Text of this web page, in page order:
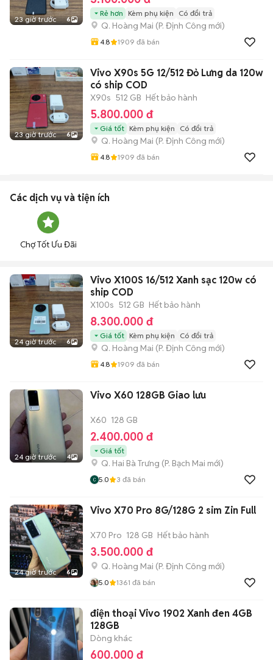
23 giờ trước 6
Rẻ hơn Kèm phụ kiện Có đổi trả
Q. Hoàng Mai (P. Định Công mới)
4.8 1909 đã bán
23 giờ trước 6
Vivo X90s 5G 12/512 Đỏ Lưng da 120w
có ship COD
X90s 512 GB Hết bảo hành
5.800.000 đ
Giá tốt Kèm phụ kiện Có đổi trả
Q. Hoàng Mai (P. Định Công mới)
4.8 1909 đã bán
Các dịch vụ và tiện ích
Chợ Tốt Ưu Đãi
24 giờ trước 6
Vivo X100S 16/512 Xanh sạc 120w có
ship COD
X100s 512 GB Hết bảo hành
8.300.000 đ
Giá tốt Kèm phụ kiện Có đổi trả
Q. Hoàng Mai (P. Định Công mới)
4.8 1909 đã bán
24 giờ trước 4
Vivo X60 128GB Giao lưu
X60 128 GB
2.400.000 đ
Giá tốt
Q. Hai Bà Trưng (P. Bạch Mai mới)
5.0 3 đã bán
24 giờ trước 6
Vivo X70 Pro 8G/128G 2 sim Zin Full
X70 Pro 128 GB Hết bảo hành
3.500.000 đ
Q. Hoàng Mai (P. Định Công mới)
5.0 1361 đã bán
điện thoại Vivo 1902 Xanh đen 4GB
128GB
Dòng khác
600.000 đ